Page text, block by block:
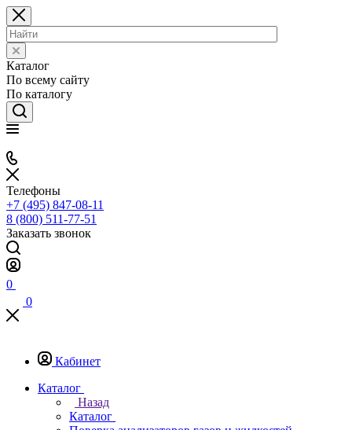
Каталог
По всему сайту
По каталогу
Телефоны
+7 (495) 847-08-11
8 (800) 511-77-51
Заказать звонок
0
0
Кабинет
Каталог
Назад
Каталог